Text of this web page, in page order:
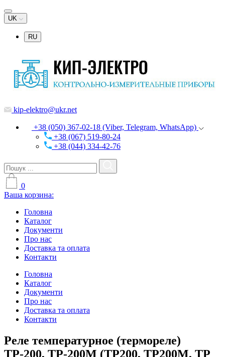
UK
RU
kip-elektro@ukr.net
+38 (050) 367-02-18 (Viber, Telegram, WhatsApp)
+38 (067) 519-80-24
+38 (044) 334-42-76
0
Ваша корзина:
Головна
Каталог
Документи
Про нас
Доставка та оплата
Контакти
Головна
Каталог
Документи
Про нас
Доставка та оплата
Контакти
Реле температурное (термореле)
ТР-200, ТР-200М (ТР200, ТР200М, ТР